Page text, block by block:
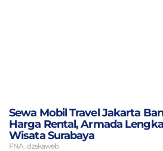
Sewa Mobil Travel Jakarta
Harga Rental, Armada
Wisata Surabaya
FNA_dzskaweb